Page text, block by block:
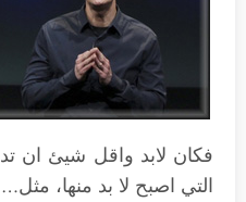
فكان لابد واقل شيئ ان
التي اصبح لا بد منها، مثل…